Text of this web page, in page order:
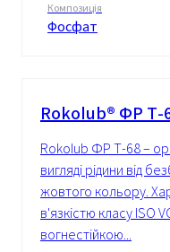
Композиція
Фосфат
Rokolub® ФР Т-
Rokolub ФР Т-68 –
вигляді рідини від
жовтого кольору.
в'язкістю класу ISO
вогнестійкою...